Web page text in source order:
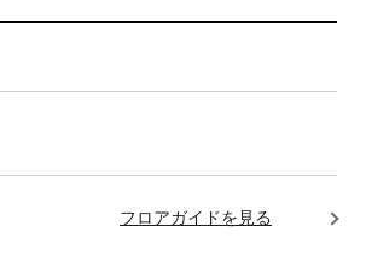
フロアガイドを見る